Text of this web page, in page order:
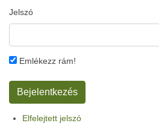
Jelszó
Emlékezz rám!
Elfelejtett jelszó